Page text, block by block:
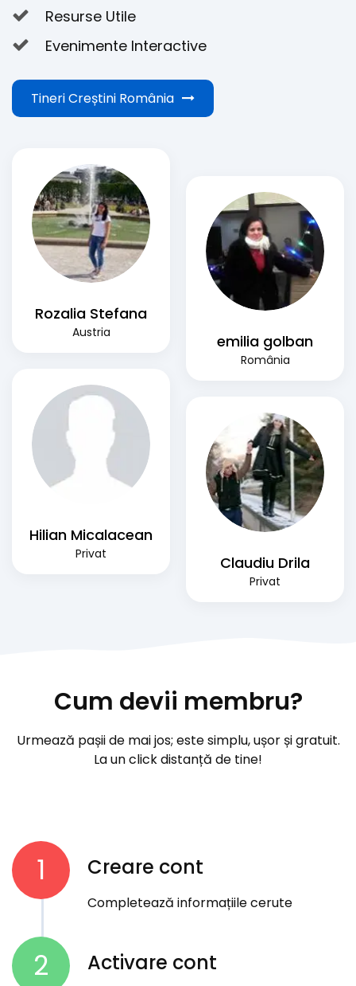
Resurse Utile
Evenimente Interactive
Tineri Creștini România
Rozalia Stefana
Austria emilia golban
România
Hilian Micalacean
Privat Claudiu Drila
Privat
Cum devii membru?
Urmează pașii de mai jos; este simplu, ușor și gratuit.
La un click distanță de tine!
1 Creare cont
Completează informațiile cerute
2 Activare cont